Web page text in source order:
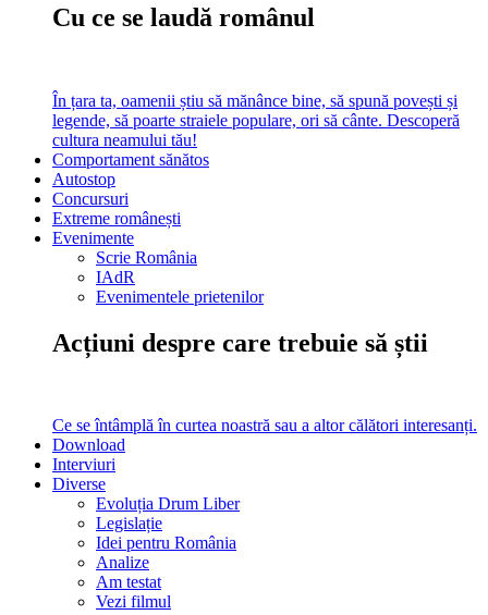
Cu ce se laudă românul
În țara ta, oamenii știu să mănânce bine, să spună povești și
legende, să poarte straiele populare, ori să cânte. Descoperă
cultura neamului tău!
Comportament sănătos
Autostop
Concursuri
Extreme românești
Evenimente
Scrie România
IAdR
Evenimentele prietenilor
Acțiuni despre care trebuie să știi
Ce se întâmplă în curtea noastră sau a altor călători interesanți.
Download
Interviuri
Diverse
Evoluția Drum Liber
Legislație
Idei pentru România
Analize
Am testat
Vezi filmul